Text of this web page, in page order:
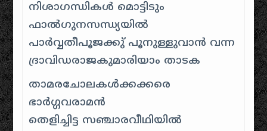
നിശാഗന്ധികള്‍ മൊട്ടിടും
ഫാല്‍ഗുനസന്ധ്യയില്‍
പാര്‍വ്വതീപൂജക്കു് പൂനുള്ളുവാന്‍ വന്ന
ദ്രാവിഡരാജകുമാരിയാം താടക
താമരചോലകള്‍ക്കക്കരെ
ഭാര്‍ഗ്ഗവരാമന്‍
തെളിച്ചിട്ട സഞ്ചാരവീഥിയില്‍